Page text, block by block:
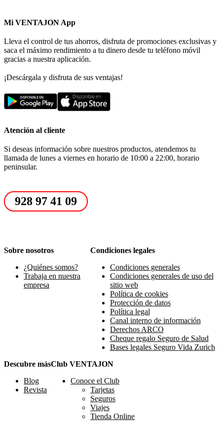
Mi VENTAJON App
Lleva el control de tus ahorros, disfruta de promociones exclusivas y
saca el máximo rendimiento a tu dinero desde tu teléfono móvil
gracias a nuestra aplicación.
¡Descárgala y disfruta de sus ventajas!
Atención al cliente
Si deseas información sobre nuestros productos, atendemos tu
llamada de lunes a viernes en horario de 10:00 a 22:00, horario
peninsular.
928 97 41 09
Sobre nosotros
¿Quiénes somos?
Trabaja en nuestra
empresa
Condiciones legales
Condiciones generales
Condiciones generales de uso del
sitio web
Política de cookies
Protección de datos
Política legal
Canal interno de información
Derechos ARCO
Cheque regalo Seguro de Salud
Bases legales Seguro Vida Zurich
Descubre más
Blog
Revista
Club VENTAJON
Conoce el Club
Tarjetas
Seguros
Viajes
Tienda Online